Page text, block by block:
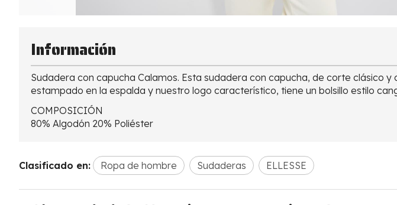
Información
Sudadera con capucha Calamos. Esta sudadera con capucha, de corte clásico
estampado en la espalda y nuestro logo característico, tiene un bolsillo estilo
COMPOSICIÓN
80% Algodón 20% Poliéster
Clasificado en: Ropa de hombre Sudaderas ELLESSE